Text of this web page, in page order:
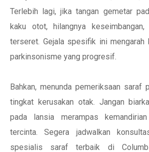
Terlebih lagi, jika tangan gemetar
kaku otot, hilangnya
terseret. Gejala spesifik ini mengarah
parkinsonisme yang progresif.
Bahkan, menunda pemeriksaan saraf
tingkat kerusakan otak. Jangan
pada lansia merampas
tercinta. Segera jadwalkan
spesialis saraf terbaik di